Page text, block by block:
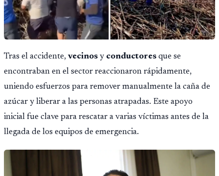
Tras el accidente, vecinos y conductores que se
encontraban en el sector reaccionaron rápidamente,
uniendo esfuerzos para remover manualmente la caña de
azúcar y liberar a las personas atrapadas. Este apoyo
inicial fue clave para rescatar a varias víctimas antes de la
llegada de los equipos de emergencia.